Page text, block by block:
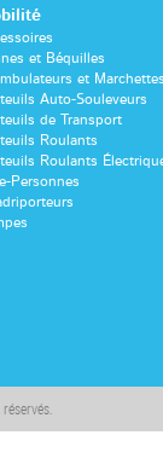
et Béquilles
et
Auto-Souleveurs
de Transport
Roulants
Roulants
Personnes